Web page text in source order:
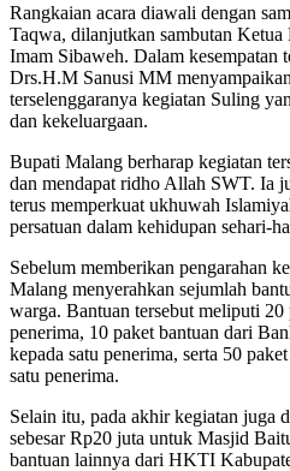
Rangkaian acara diawali dengan
Taqwa, dilanjutkan sambutan
Imam Sibaweh. Dalam kesempatan
Drs.H.M Sanusi MM
terselenggaranya kegiatan Suling
dan kekeluargaan.
Bupati Malang berharap kegiatan
dan mendapat ridho Allah SWT. Ia
terus memperkuat ukhuwah
persatuan dalam kehidupan sehari-
Sebelum memberikan pengarahan
Malang menyerahkan sejumlah
warga. Bantuan tersebut meliputi 20
penerima, 10 paket bantuan dari
kepada satu penerima, serta 50
satu penerima.
Selain itu, pada akhir kegiatan juga
sebesar Rp20 juta untuk Masjid
bantuan lainnya dari HKTI